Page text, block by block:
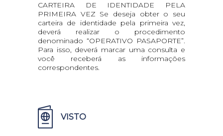
CARTEIRA DE IDENTIDADE PELA
PRIMEIRA VEZ Se deseja obter o seu
carteira de identidade pela primeira vez,
deverá realizar o procedimento
denominado “OPERATIVO PASAPORTE”.
Para isso, deverá marcar uma consulta e
você receberá as informações
correspondentes.
VISTO